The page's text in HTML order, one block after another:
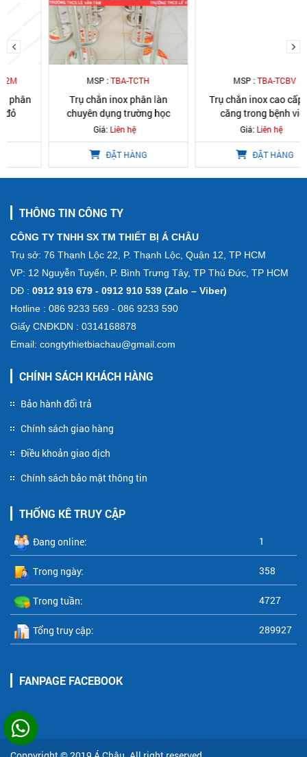
TBA-TCTH
Trụ chắn inox phân làn
chuyên dụng trường học
Liên hệ
ĐẶT HÀNG
TBA-TCBV
Trụ chắn inox cao cấp dây
căng trong bệnh viện
Liên hệ
ĐẶT HÀNG
THÔNG TIN CÔNG TY
CÔNG TY TNHH SX TM THIẾT BỊ Á CHÂU
Trụ sở: 76 Thạnh Lộc 22, P. Thạnh Lộc, Quận 12, TP HCM
VP: 12 Nguyễn Tuyển, P. Bình Trưng Tây, TP Thủ Đức, TP HCM
DĐ : 0912 919 679 - 0912 910 539 (Zalo – Viber)
Hotline : 086 9233 569 - 086 9233 590
Giấy CNĐKDN : 0314168878
Email: congtythietbiachau@gmail.com
CHÍNH SÁCH KHÁCH HÀNG
Bảo hành đổi trả
Chính sách giao hàng
Điều khoản giao dịch
Chính sách bảo mật thông tin
THỐNG KÊ TRUY CẬP
Đang online: 1
Trong ngày: 358
Trong tuần: 4727
Tổng truy cập: 289927
FANPAGE FACEBOOK